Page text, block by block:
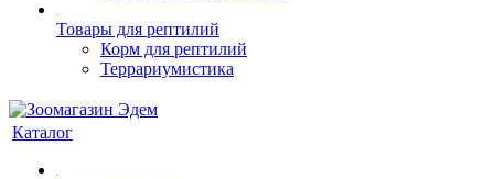
Товары для рептилий
Корм для рептилий
Террариумистика
Каталог